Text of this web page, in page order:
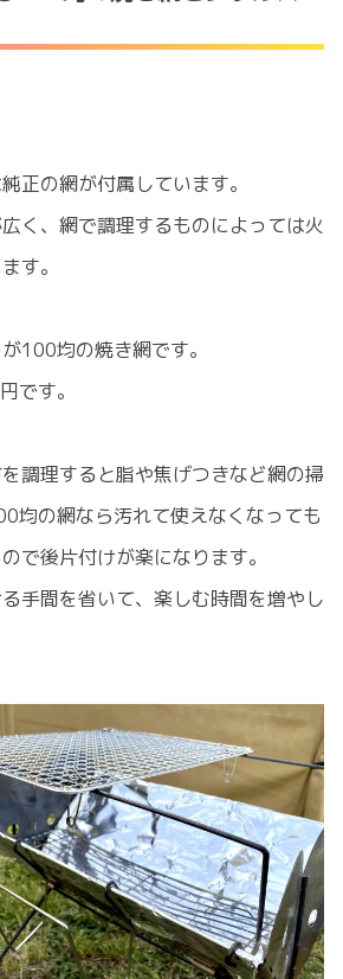
正の網が付属しています。
く、網で調理するものによっては火
す。
100均の焼き網です。
です。
調理すると脂や焦げつきなど網の掃
均の網なら汚れて使えなくなっても
で後片付けが楽になります。
手間を省いて、楽しむ時間を増やし